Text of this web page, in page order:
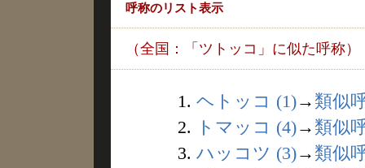
呼称のリスト表示
（全国：「ツトッコ」に似た呼称）
1. ヘトッコ (1)→ 類似
2.
トマッコ (4)→ 類似
3. ハッコツ (3)→ 類似